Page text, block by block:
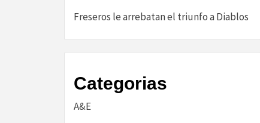
Freseros le arrebatan el triunfo a Diablos
Categorias
A&E